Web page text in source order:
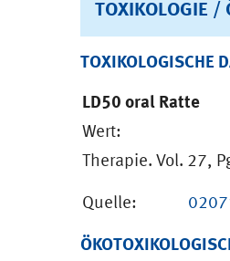
TOXIKOLOGIE /
TOXIKOLOGISCHE
LD50 oral Ratte
Wert:
Therapie. Vol. 27,
Quelle: